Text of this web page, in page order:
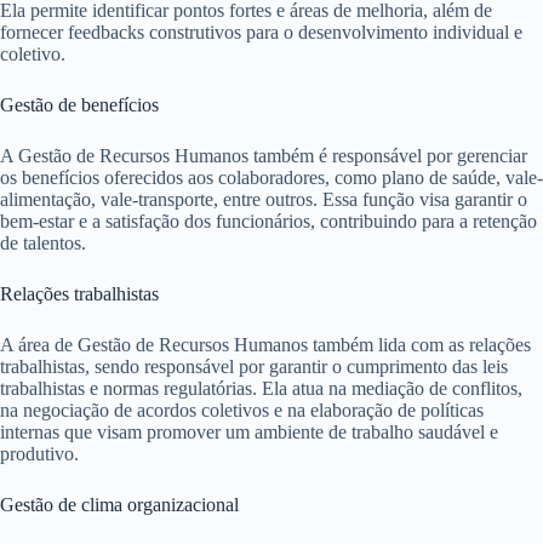
Ela permite identificar pontos fortes e áreas de melhoria, além de
fornecer feedbacks construtivos para o desenvolvimento individual e
coletivo.
Gestão de benefícios
A Gestão de Recursos Humanos também é responsável por gerenciar
os benefícios oferecidos aos colaboradores, como plano de saúde, vale-
alimentação, vale-transporte, entre outros. Essa função visa garantir o
bem-estar e a satisfação dos funcionários, contribuindo para a retenção
de talentos.
Relações trabalhistas
A área de Gestão de Recursos Humanos também lida com as relações
trabalhistas, sendo responsável por garantir o cumprimento das leis
trabalhistas e normas regulatórias. Ela atua na mediação de conflitos,
na negociação de acordos coletivos e na elaboração de políticas
internas que visam promover um ambiente de trabalho saudável e
produtivo.
Gestão de clima organizacional